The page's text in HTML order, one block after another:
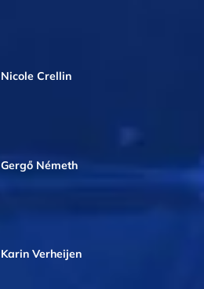
Nicole Crellin
Gergő Németh
Karin Verheijen